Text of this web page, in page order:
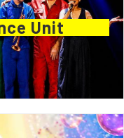
Unit